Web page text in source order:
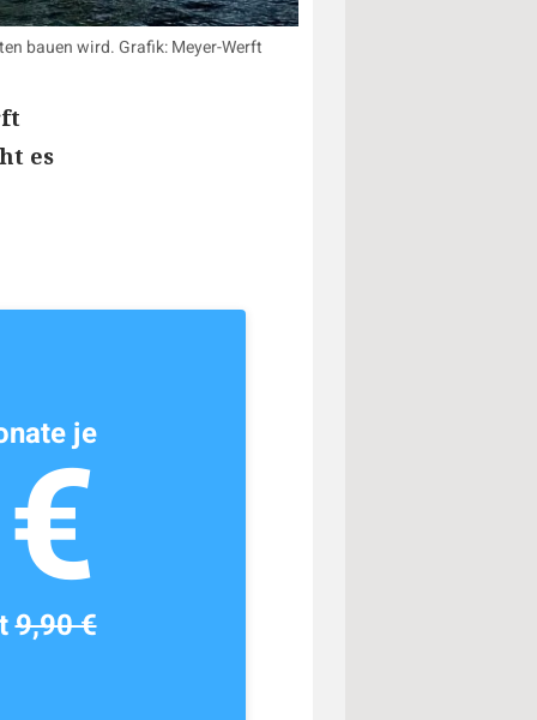
bauen wird. Grafik: Meyer-Werft
es
je
9,90 €